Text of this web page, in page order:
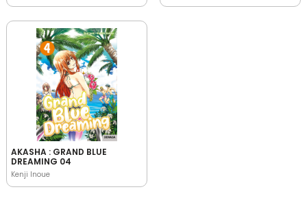
AKASHA : GRAND BLUE
DREAMING 04
Kenji Inoue